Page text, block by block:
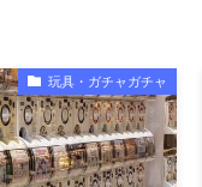
玩具・ガチャガチャ